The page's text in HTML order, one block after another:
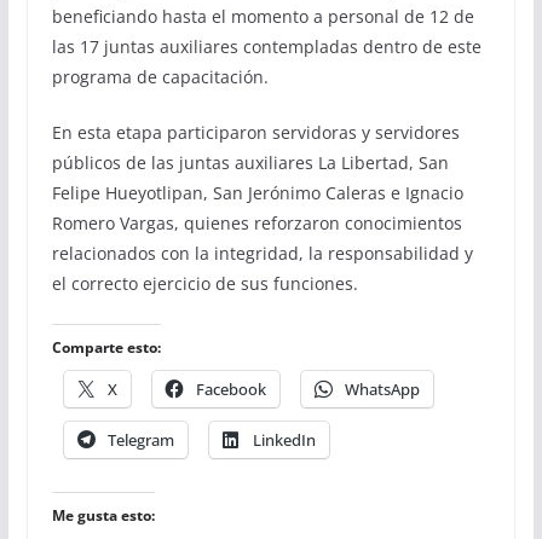
beneficiando hasta el momento a personal de 12 de
las 17 juntas auxiliares contempladas dentro de este
programa de capacitación.
En esta etapa participaron servidoras y servidores
públicos de las juntas auxiliares La Libertad, San
Felipe Hueyotlipan, San Jerónimo Caleras e Ignacio
Romero Vargas, quienes reforzaron conocimientos
relacionados con la integridad, la responsabilidad y
el correcto ejercicio de sus funciones.
Comparte esto:
X Facebook WhatsApp
Telegram LinkedIn
Me gusta esto: